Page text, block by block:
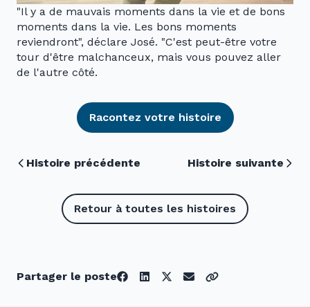
"Il y a de mauvais moments dans la vie et de bons
moments dans la vie. Les bons moments
reviendront", déclare José. "C'est peut-être votre
tour d'être malchanceux, mais vous pouvez aller
de l'autre côté.
Racontez votre histoire
Histoire précédente Histoire suivante
Retour à toutes les histoires
Partager le poste